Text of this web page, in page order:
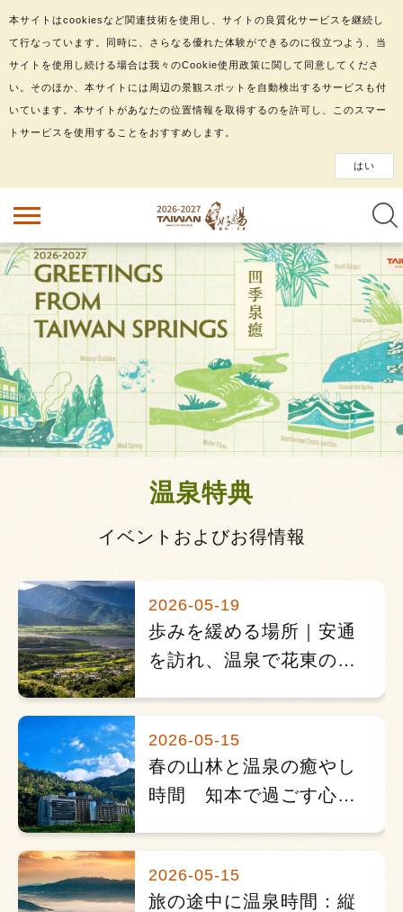
温泉特典
イベントおよびお得情報
2026-05-19
歩みを緩める場所｜安通
を訪れ、温泉で花東の日
2026-05-15
春の山林と温泉の癒やし
時間 知本で過ごす心ほ
2026-05-15
旅の途中に温泉時間：縦
本サイトはcookiesなど関連技術を使用し、サイトの良質化サービスを継続し
て行なっています。同時に、さらなる優れた体験ができるのに役立つよう、当
サイトを使用し続ける場合は我々のCookie使用政策に関して同意してくださ
い。そのほか、本サイトには周辺の景観スポットを自動検出するサービスも付
いています。本サイトがあなたの位置情報を取得するのを許可し、このスマー
トサービスを使用することをおすすめします。
はい